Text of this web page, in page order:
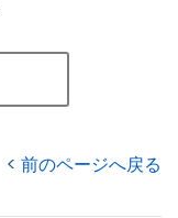
前のページへ戻る